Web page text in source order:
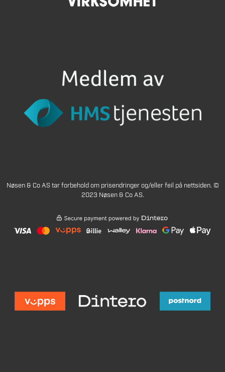
Nøsen & Co AS tar forbehold om prisendringer og/eller feil på nettsiden. ©
2023 Nøsen & Co AS.